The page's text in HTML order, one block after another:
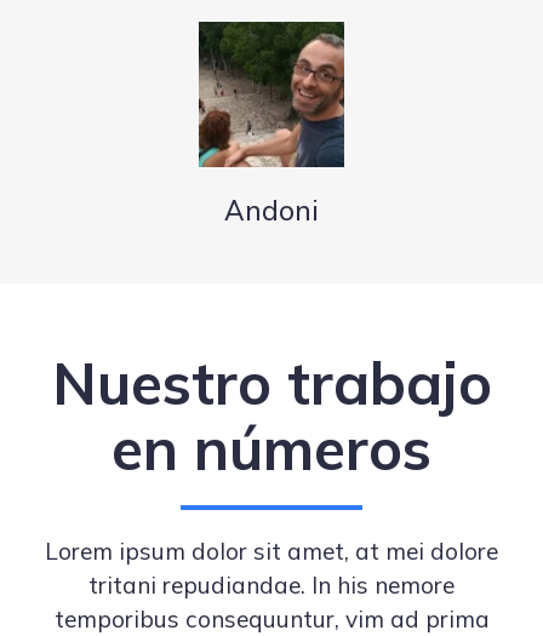
Andoni
Nuestro trabajo
en números
Lorem ipsum dolor sit amet, at mei dolore
tritani repudiandae. In his nemore
temporibus consequuntur, vim ad prima